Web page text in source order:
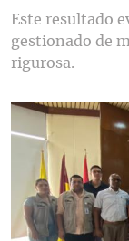
Este resultado
gestionado de
rigurosa.
Contenido